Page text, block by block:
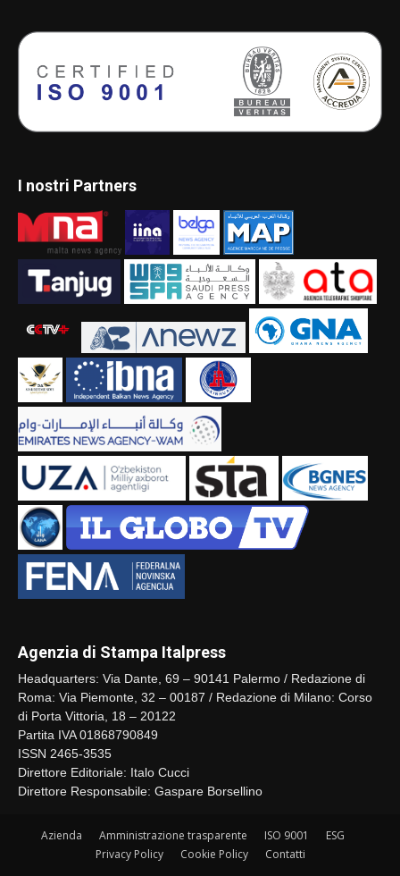
I nostri Partners
Agenzia di Stampa Italpress
Headquarters: Via Dante, 69 – 90141 Palermo / Redazione di
Roma: Via Piemonte, 32 – 00187 / Redazione di Milano: Corso
di Porta Vittoria, 18 – 20122
Partita IVA 01868790849
ISSN 2465-3535
Direttore Editoriale: Italo Cucci
Direttore Responsabile: Gaspare Borsellino
Azienda Amministrazione trasparente ISO 9001
ESG
Privacy Policy
Cookie Policy Contatti